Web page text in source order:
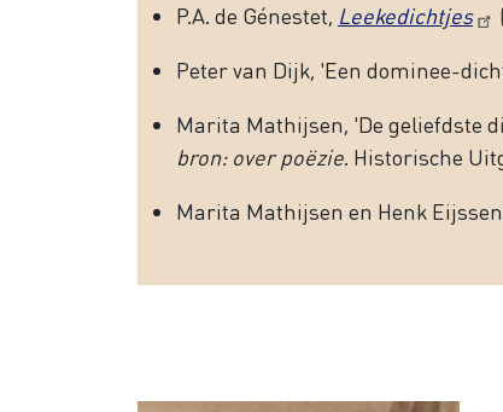
P.A. de Génestet, Leekedichtjes
Peter van Dĳk, 'Een dominee-
Marita Mathĳsen, 'De geliefdste
bron: over poëzie. Historische
Marita Mathijsen en Henk